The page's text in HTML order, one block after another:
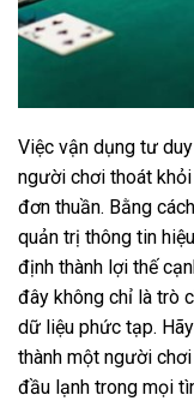
Việc vận dụng tư
người chơi thoát
đơn thuần. Bằng
quản trị thông tin
định thành lợi thế
đây không chỉ là trò
dữ liệu phức tạp.
thành một người
đầu lạnh trong mọi